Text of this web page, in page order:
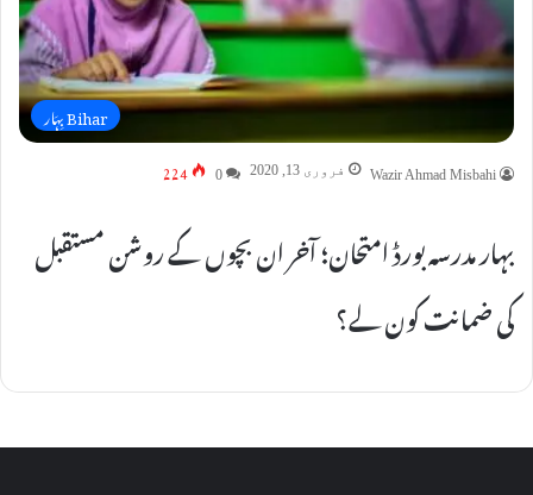
Bihar بِہَار
Wazir Ahmad Misbahi فروری 13, 2020 0
224
بہار مدرسہ بورڈ امتحان؛ آخر ان بچوں کے روشن مستقبل
کی ضمانت کون لے؟